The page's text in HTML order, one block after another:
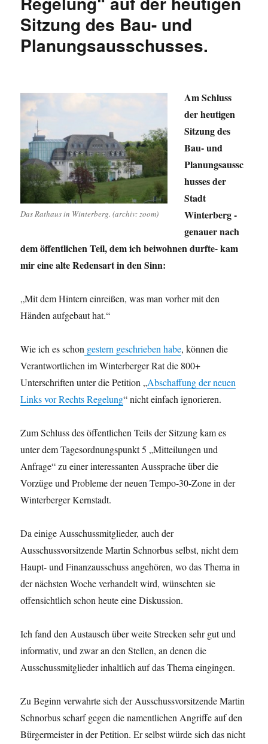
Sitzung des Bau- und
Planungsausschusses.
Das Rathaus in Winterberg. (archiv: zoom)
Am Schluss
der heutigen
Sitzung des
Bau- und
Planungsaussc
husses der
Stadt
Winterberg -
genauer nach
dem öffentlichen Teil, dem ich beiwohnen durfte- kam
mir eine alte Redensart in den Sinn:
„Mit dem Hintern einreißen, was man vorher mit den
Händen aufgebaut hat.“
Wie ich es schon gestern geschrieben habe, können die
Verantwortlichen im Winterberger Rat die 800+
Unterschriften unter die Petition „Abschaffung der neuen
Links vor Rechts Regelung“ nicht einfach ignorieren.
Zum Schluss des öffentlichen Teils der Sitzung kam es
unter dem Tagesordnungspunkt 5 „Mitteilungen und
Anfrage“ zu einer interessanten Aussprache über die
Vorzüge und Probleme der neuen Tempo-30-Zone in der
Winterberger Kernstadt.
Da einige Ausschussmitglieder, auch der
Ausschussvorsitzende Martin Schnorbus selbst, nicht dem
Haupt- und Finanzausschuss angehören, wo das Thema in
der nächsten Woche verhandelt wird, wünschten sie
offensichtlich schon heute eine Diskussion.
Ich fand den Austausch über weite Strecken sehr gut und
informativ, und zwar an den Stellen, an denen die
Ausschussmitglieder inhaltlich auf das Thema eingingen.
Zu Beginn verwahrte sich der Ausschussvorsitzende Martin
Schnorbus scharf gegen die namentlichen Angriffe auf den
Bürgermeister in der Petition. Er selbst würde sich das nicht